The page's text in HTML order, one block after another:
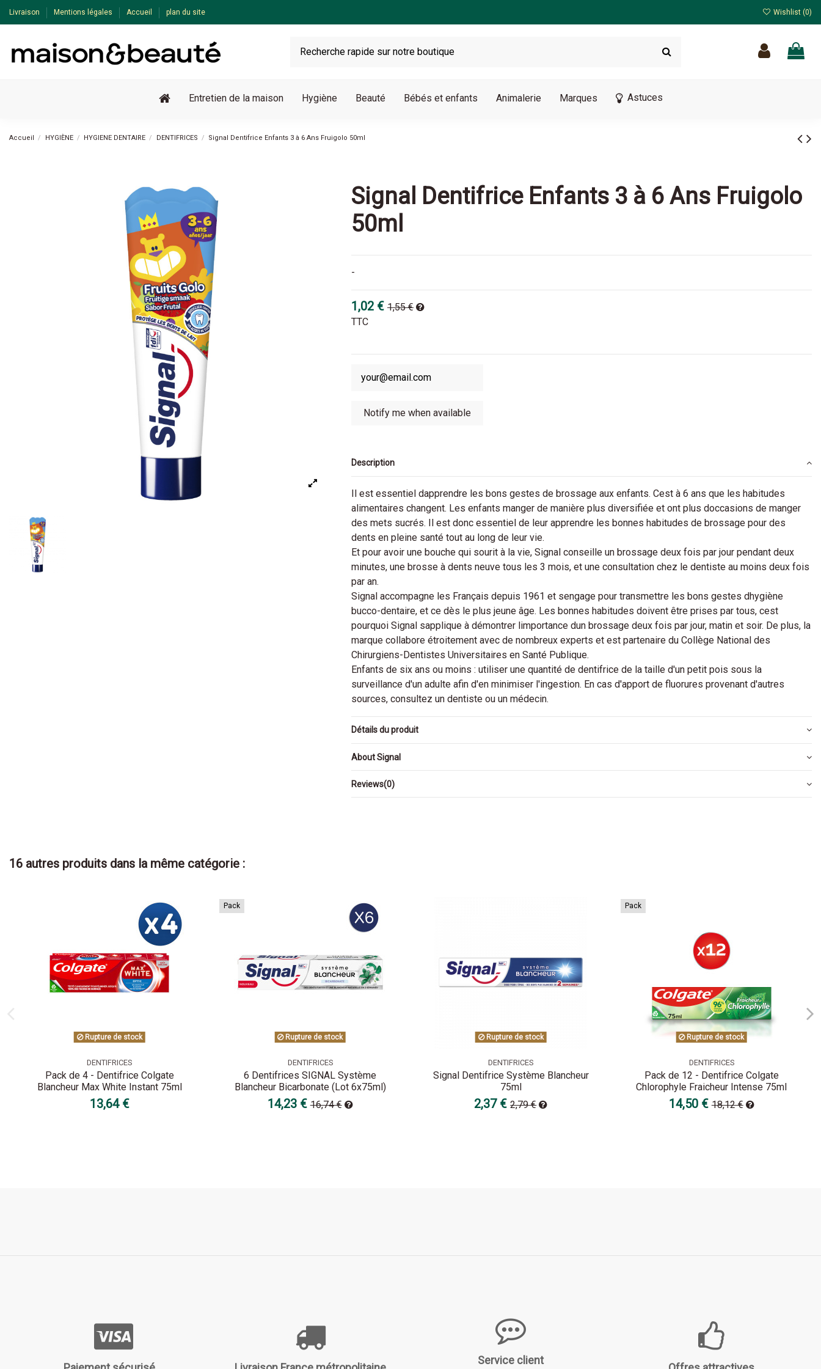
Livraison Mentions légales Accueil plan du site Wishlist (0)
Entretien de la maison Hygiène Beauté Bébés et enfants Animalerie Marques Astuces
Accueil HYGIÈNE HYGIENE DENTAIRE DENTIFRICES Signal Dentifrice Enfants 3 à 6 Ans Fruigolo 50ml
Signal Dentifrice Enfants 3 à 6 Ans Fruigolo
50ml
-
1,02 € 1,55 €
TTC
Description
Il est essentiel dapprendre les bons gestes de brossage aux enfants. Cest à 6 ans que les habitudes
alimentaires changent. Les enfants manger de manière plus diversifiée et ont plus doccasions de manger
des mets sucrés. Il est donc essentiel de leur apprendre les bonnes habitudes de brossage pour des
dents en pleine santé tout au long de leur vie.
Et pour avoir une bouche qui sourit à la vie, Signal conseille un brossage deux fois par jour pendant deux
minutes, une brosse à dents neuve tous les 3 mois, et une consultation chez le dentiste au moins deux fois
par an.
Signal accompagne les Français depuis 1961 et sengage pour transmettre les bons gestes dhygiène
bucco-dentaire, et ce dès le plus jeune âge. Les bonnes habitudes doivent être prises par tous, cest
pourquoi Signal sapplique à démontrer limportance dun brossage deux fois par jour, matin et soir. De plus, la
marque collabore étroitement avec de nombreux experts et est partenaire du Collège National des
Chirurgiens-Dentistes Universitaires en Santé Publique.
Enfants de six ans ou moins : utiliser une quantité de dentifrice de la taille d'un petit pois sous la
surveillance d'un adulte afin d'en minimiser l'ingestion. En cas d'apport de fluorures provenant d'autres
sources, consultez un dentiste ou un médecin.
Détails du produit
About Signal
Reviews(0)
16 autres produits dans la même catégorie :
Rupture de stock
DENTIFRICES
Pack de 4 - Dentifrice Colgate
Blancheur Max White Instant 75ml
13,64 €
Pack
Rupture de stock
DENTIFRICES
6 Dentifrices SIGNAL Système
Blancheur Bicarbonate (Lot 6x75ml)
14,23 €16,74 €
Rupture de stock
DENTIFRICES
Signal Dentifrice Système Blancheur
75ml
2,37 €2,79 €
Pack
Rupture de stock
DENTIFRICES
Pack de 12 - Dentifrice Colgate
Chlorophyle Fraicheur Intense 75ml
14,50 €18,12 €
Service client